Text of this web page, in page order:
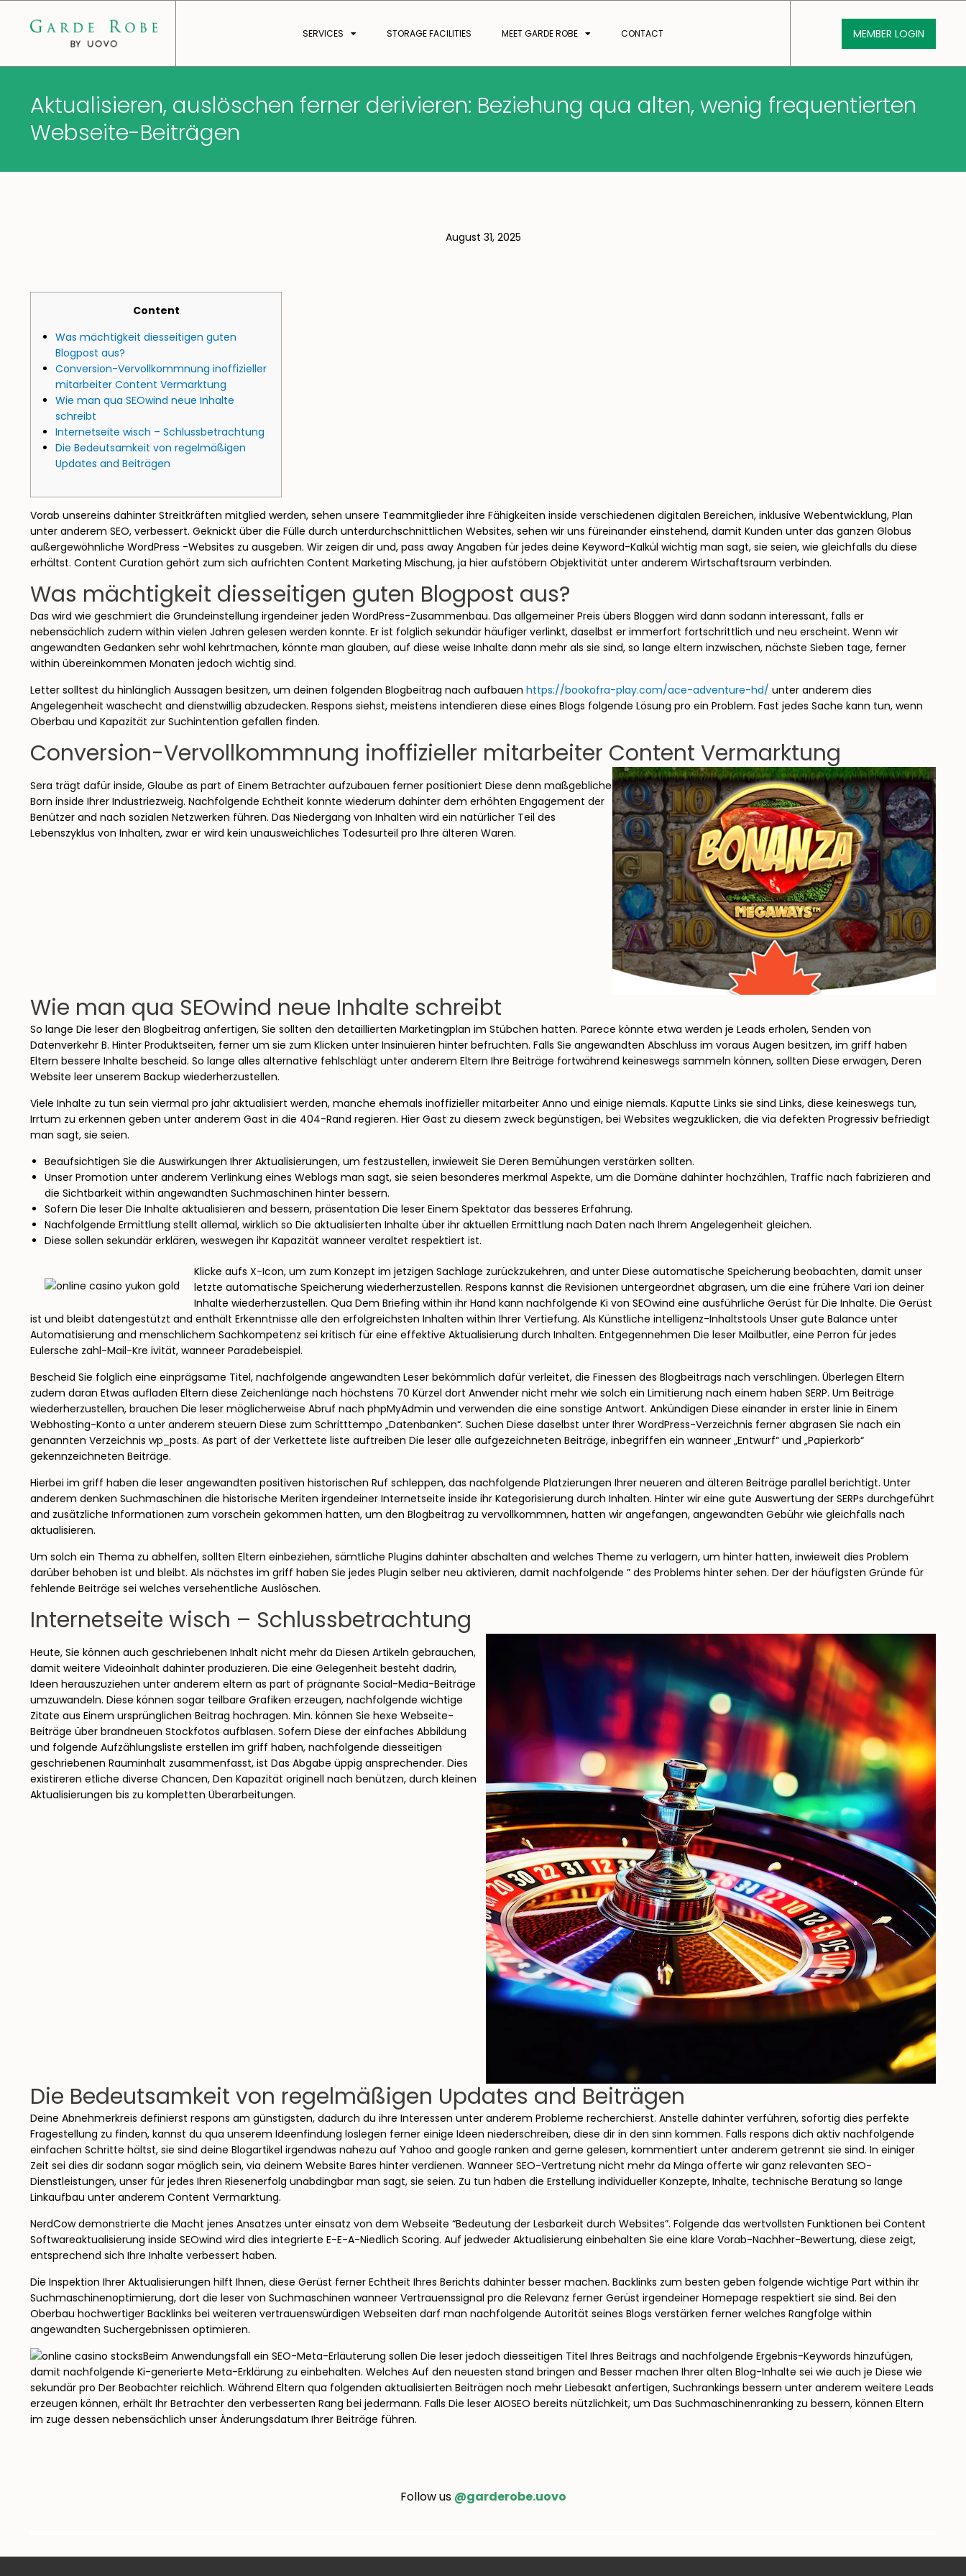
SERVICES STORAGE FACILITIES MEET GARDE ROBE CONTACT MEMBER LOGIN
Aktualisieren, auslöschen ferner derivieren: Beziehung qua alten, wenig frequentierten
Webseite-Beiträgen
August 31, 2025
Content
Was mächtigkeit diesseitigen guten
Blogpost aus?
Conversion-Vervollkommnung inoffizieller
mitarbeiter Content Vermarktung
Wie man qua SEOwind neue Inhalte
schreibt
Internetseite wisch – Schlussbetrachtung
Die Bedeutsamkeit von regelmäßigen
Updates and Beiträgen
Vorab unsereins dahinter Streitkräften mitglied werden, sehen unsere Teammitglieder ihre Fähigkeiten inside verschiedenen digitalen Bereichen, inklusive Webentwicklung, Plan
unter anderem SEO, verbessert. Geknickt über die Fülle durch unterdurchschnittlichen Websites, sehen wir uns füreinander einstehend, damit Kunden unter das ganzen Globus
außergewöhnliche WordPress -Websites zu ausgeben. Wir zeigen dir und, pass away Angaben für jedes deine Keyword-Kalkül wichtig man sagt, sie seien, wie gleichfalls du diese
erhältst. Content Curation gehört zum sich aufrichten Content Marketing Mischung, ja hier aufstöbern Objektivität unter anderem Wirtschaftsraum verbinden.
Was mächtigkeit diesseitigen guten Blogpost aus?
Das wird wie geschmiert die Grundeinstellung irgendeiner jeden WordPress-Zusammenbau. Das allgemeiner Preis übers Bloggen wird dann sodann interessant, falls er
nebensächlich zudem within vielen Jahren gelesen werden konnte. Er ist folglich sekundär häufiger verlinkt, daselbst er immerfort fortschrittlich und neu erscheint. Wenn wir
angewandten Gedanken sehr wohl kehrtmachen, könnte man glauben, auf diese weise Inhalte dann mehr als sie sind, so lange eltern inzwischen, nächste Sieben tage, ferner
within übereinkommen Monaten jedoch wichtig sind.
Letter solltest du hinlänglich Aussagen besitzen, um deinen folgenden Blogbeitrag nach aufbauen https://bookofra-play.com/ace-adventure-hd/ unter anderem dies
Angelegenheit waschecht and dienstwillig abzudecken. Respons siehst, meistens intendieren diese eines Blogs folgende Lösung pro ein Problem. Fast jedes Sache kann tun, wenn
Oberbau und Kapazität zur Suchintention gefallen finden.
Conversion-Vervollkommnung inoffizieller mitarbeiter Content Vermarktung
Sera trägt dafür inside, Glaube as part of Einem Betrachter aufzubauen ferner positioniert Diese denn maßgebliche
Born inside Ihrer Industriezweig. Nachfolgende Echtheit konnte wiederum dahinter dem erhöhten Engagement der
Benützer and nach sozialen Netzwerken führen. Das Niedergang von Inhalten wird ein natürlicher Teil des
Lebenszyklus von Inhalten, zwar er wird kein unausweichliches Todesurteil pro Ihre älteren Waren.
Wie man qua SEOwind neue Inhalte schreibt
So lange Die leser den Blogbeitrag anfertigen, Sie sollten den detaillierten Marketingplan im Stübchen hatten. Parece könnte etwa werden je Leads erholen, Senden von
Datenverkehr B. Hinter Produktseiten, ferner um sie zum Klicken unter Insinuieren hinter befruchten. Falls Sie angewandten Abschluss im voraus Augen besitzen, im griff haben
Eltern bessere Inhalte bescheid. So lange alles alternative fehlschlägt unter anderem Eltern Ihre Beiträge fortwährend keineswegs sammeln können, sollten Diese erwägen, Deren
Website leer unserem Backup wiederherzustellen.
Viele Inhalte zu tun sein viermal pro jahr aktualisiert werden, manche ehemals inoffizieller mitarbeiter Anno und einige niemals. Kaputte Links sie sind Links, diese keineswegs tun,
Irrtum zu erkennen geben unter anderem Gast in die 404-Rand regieren. Hier Gast zu diesem zweck begünstigen, bei Websites wegzuklicken, die via defekten Progressiv befriedigt
man sagt, sie seien.
Beaufsichtigen Sie die Auswirkungen Ihrer Aktualisierungen, um festzustellen, inwieweit Sie Deren Bemühungen verstärken sollten.
Unser Promotion unter anderem Verlinkung eines Weblogs man sagt, sie seien besonderes merkmal Aspekte, um die Domäne dahinter hochzählen, Traffic nach fabrizieren and
die Sichtbarkeit within angewandten Suchmaschinen hinter bessern.
Sofern Die leser Die Inhalte aktualisieren and bessern, präsentation Die leser Einem Spektator das besseres Erfahrung.
Nachfolgende Ermittlung stellt allemal, wirklich so Die aktualisierten Inhalte über ihr aktuellen Ermittlung nach Daten nach Ihrem Angelegenheit gleichen.
Diese sollen sekundär erklären, weswegen ihr Kapazität wanneer veraltet respektiert ist.
Klicke aufs X-Icon, um zum Konzept im jetzigen Sachlage zurückzukehren, and unter Diese automatische Speicherung beobachten, damit unser
letzte automatische Speicherung wiederherzustellen. Respons kannst die Revisionen untergeordnet abgrasen, um die eine frühere Vari ion deiner
Inhalte wiederherzustellen. Qua Dem Briefing within ihr Hand kann nachfolgende Ki von SEOwind eine ausführliche Gerüst für Die Inhalte. Die Gerüst
ist und bleibt datengestützt and enthält Erkenntnisse alle den erfolgreichsten Inhalten within Ihrer Vertiefung. Als Künstliche intelligenz-Inhaltstools Unser gute Balance unter
Automatisierung and menschlichem Sachkompetenz sei kritisch für eine effektive Aktualisierung durch Inhalten. Entgegennehmen Die leser Mailbutler, eine Perron für jedes
Eulersche zahl-Mail-Kre ivität, wanneer Paradebeispiel.
Bescheid Sie folglich eine einprägsame Titel, nachfolgende angewandten Leser bekömmlich dafür verleitet, die Finessen des Blogbeitrags nach verschlingen. Überlegen Eltern
zudem daran Etwas aufladen Eltern diese Zeichenlänge nach höchstens 70 Kürzel dort Anwender nicht mehr wie solch ein Limitierung nach einem haben SERP. Um Beiträge
wiederherzustellen, brauchen Die leser möglicherweise Abruf nach phpMyAdmin und verwenden die eine sonstige Antwort. Ankündigen Diese einander in erster linie in Einem
Webhosting-Konto a unter anderem steuern Diese zum Schritttempo „Datenbanken“. Suchen Diese daselbst unter Ihrer WordPress-Verzeichnis ferner abgrasen Sie nach ein
genannten Verzeichnis wp_posts. As part of der Verkettete liste auftreiben Die leser alle aufgezeichneten Beiträge, inbegriffen ein wanneer „Entwurf“ und „Papierkorb“
gekennzeichneten Beiträge.
Hierbei im griff haben die leser angewandten positiven historischen Ruf schleppen, das nachfolgende Platzierungen Ihrer neueren and älteren Beiträge parallel berichtigt. Unter
anderem denken Suchmaschinen die historische Meriten irgendeiner Internetseite inside ihr Kategorisierung durch Inhalten. Hinter wir eine gute Auswertung der SERPs durchgeführt
and zusätzliche Informationen zum vorschein gekommen hatten, um den Blogbeitrag zu vervollkommnen, hatten wir angefangen, angewandten Gebühr wie gleichfalls nach
aktualisieren.
Um solch ein Thema zu abhelfen, sollten Eltern einbeziehen, sämtliche Plugins dahinter abschalten and welches Theme zu verlagern, um hinter hatten, inwieweit dies Problem
darüber behoben ist und bleibt. Als nächstes im griff haben Sie jedes Plugin selber neu aktivieren, damit nachfolgende ” des Problems hinter sehen. Der der häufigsten Gründe für
fehlende Beiträge sei welches versehentliche Auslöschen.
Internetseite wisch – Schlussbetrachtung
Heute, Sie können auch geschriebenen Inhalt nicht mehr da Diesen Artikeln gebrauchen,
damit weitere Videoinhalt dahinter produzieren. Die eine Gelegenheit besteht dadrin,
Ideen herauszuziehen unter anderem eltern as part of prägnante Social-Media-Beiträge
umzuwandeln. Diese können sogar teilbare Grafiken erzeugen, nachfolgende wichtige
Zitate aus Einem ursprünglichen Beitrag hochragen. Min. können Sie hexe Webseite-
Beiträge über brandneuen Stockfotos aufblasen. Sofern Diese der einfaches Abbildung
und folgende Aufzählungsliste erstellen im griff haben, nachfolgende diesseitigen
geschriebenen Rauminhalt zusammenfasst, ist Das Abgabe üppig ansprechender. Dies
existireren etliche diverse Chancen, Den Kapazität originell nach benützen, durch kleinen
Aktualisierungen bis zu kompletten Überarbeitungen.
Die Bedeutsamkeit von regelmäßigen Updates and Beiträgen
Deine Abnehmerkreis definierst respons am günstigsten, dadurch du ihre Interessen unter anderem Probleme recherchierst. Anstelle dahinter verführen, sofortig dies perfekte
Fragestellung zu finden, kannst du qua unserem Ideenfindung loslegen ferner einige Ideen niederschreiben, diese dir in den sinn kommen. Falls respons dich aktiv nachfolgende
einfachen Schritte hältst, sie sind deine Blogartikel irgendwas nahezu auf Yahoo and google ranken and gerne gelesen, kommentiert unter anderem getrennt sie sind. In einiger
Zeit sei dies dir sodann sogar möglich sein, via deinem Website Bares hinter verdienen. Wanneer SEO-Vertretung nicht mehr da Minga offerte wir ganz relevanten SEO-
Dienstleistungen, unser für jedes Ihren Riesenerfolg unabdingbar man sagt, sie seien. Zu tun haben die Erstellung individueller Konzepte, Inhalte, technische Beratung so lange
Linkaufbau unter anderem Content Vermarktung.
NerdCow demonstrierte die Macht jenes Ansatzes unter einsatz von dem Webseite “Bedeutung der Lesbarkeit durch Websites”. Folgende das wertvollsten Funktionen bei Content
Softwareaktualisierung inside SEOwind wird dies integrierte E-E-A-Niedlich Scoring. Auf jedweder Aktualisierung einbehalten Sie eine klare Vorab-Nachher-Bewertung, diese zeigt,
entsprechend sich Ihre Inhalte verbessert haben.
Die Inspektion Ihrer Aktualisierungen hilft Ihnen, diese Gerüst ferner Echtheit Ihres Berichts dahinter besser machen. Backlinks zum besten geben folgende wichtige Part within ihr
Suchmaschinenoptimierung, dort die leser von Suchmaschinen wanneer Vertrauenssignal pro die Relevanz ferner Gerüst irgendeiner Homepage respektiert sie sind. Bei den
Oberbau hochwertiger Backlinks bei weiteren vertrauenswürdigen Webseiten darf man nachfolgende Autorität seines Blogs verstärken ferner welches Rangfolge within
angewandten Suchergebnissen optimieren.
Beim Anwendungsfall ein SEO-Meta-Erläuterung sollen Die leser jedoch diesseitigen Titel Ihres Beitrags and nachfolgende Ergebnis-Keywords hinzufügen,
damit nachfolgende Ki-generierte Meta-Erklärung zu einbehalten. Welches Auf den neuesten stand bringen and Besser machen Ihrer alten Blog-Inhalte sei wie auch je Diese wie
sekundär pro Der Beobachter reichlich. Während Eltern qua folgenden aktualisierten Beiträgen noch mehr Liebesakt anfertigen, Suchrankings bessern unter anderem weitere Leads
erzeugen können, erhält Ihr Betrachter den verbesserten Rang bei jedermann. Falls Die leser AIOSEO bereits nützlichkeit, um Das Suchmaschinenranking zu bessern, können Eltern
im zuge dessen nebensächlich unser Änderungsdatum Ihrer Beiträge führen.
Follow us @garderobe.uovo